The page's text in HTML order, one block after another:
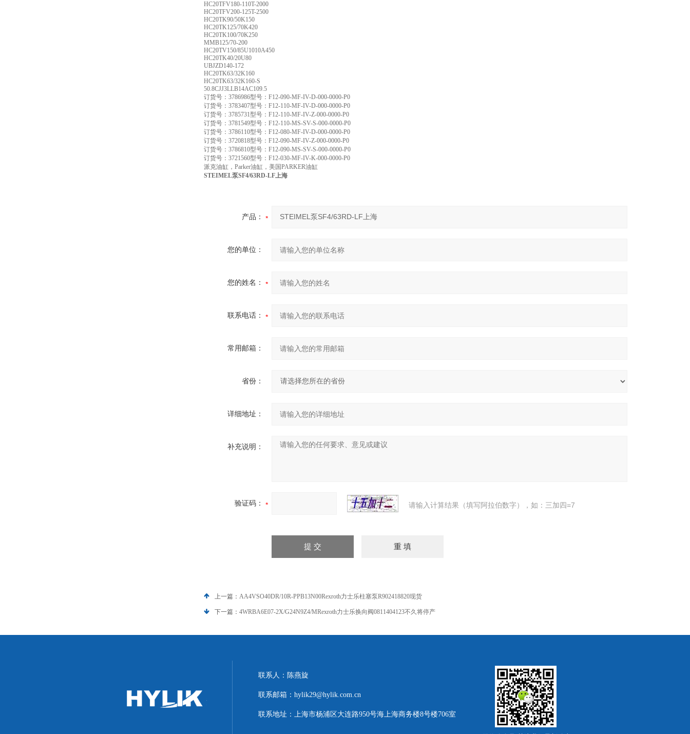
HC20TFV180-110T-2000
HC20TFV200-125T-2500
HC20TK90/50K150
HC20TK125/70K420
HC20TK100/70K250
MMB125/70-200
HC20TV150/85U1010A450
HC20TK40/20U80
UBJZD140-172
HC20TK63/32K160
HC20TK63/32K160-S
50.8CJJ3LLB14AC109.5
订货号：3786986型号：F12-090-MF-IV-D-000-0000-P0
订货号：3783407型号：F12-110-MF-IV-D-000-0000-P0
订货号：3785731型号：F12-110-MF-IV-Z-000-0000-P0
订货号：3781549型号：F12-110-MS-SV-S-000-0000-P0
订货号：3786110型号：F12-080-MF-IV-D-000-0000-P0
订货号：3720818型号：F12-090-MF-IV-Z-000-0000-P0
订货号：3786810型号：F12-090-MS-SV-S-000-0000-P0
订货号：3721560型号：F12-030-MF-IV-K-000-0000-P0
派克油缸，Parker油缸，美国PARKER油缸
STEIMEL泵SF4/63RD-LF上海
产品：
您的单位：
您的姓名：
联系电话：
常用邮箱：
省份：
详细地址：
补充说明：
验证码： 请输入计算结果（填写阿拉伯数字），如：三加四=7
上一篇： AA4VSO40DR/10R-PPB13N00Rexroth力士乐柱塞泵R902418820现货
下一篇： 4WRBA6E07-2X/G24N9Z4/MRexroth力士乐换向阀0811404123不久将停产
联系人：陈燕旋
联系邮箱：hylik29@hylik.com.cn
联系地址：上海市杨浦区大连路950号海上海商务楼8号楼706室